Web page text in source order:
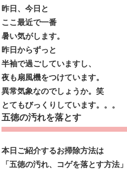
昨日、今日と
ここ最近で一番
暑い気がします。
昨日からずっと
半袖で過ごしていますし、
夜も扇風機をつけています。
異常気象なのでしょうか。笑
とてもびっくりしています。。。
五徳の汚れを落とす
本日ご紹介するお掃除方法は
「五徳の汚れ、コゲを落とす方法」